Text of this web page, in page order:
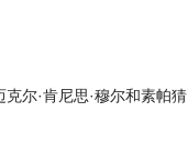
尔·肯尼思·穆尔和素帕猜